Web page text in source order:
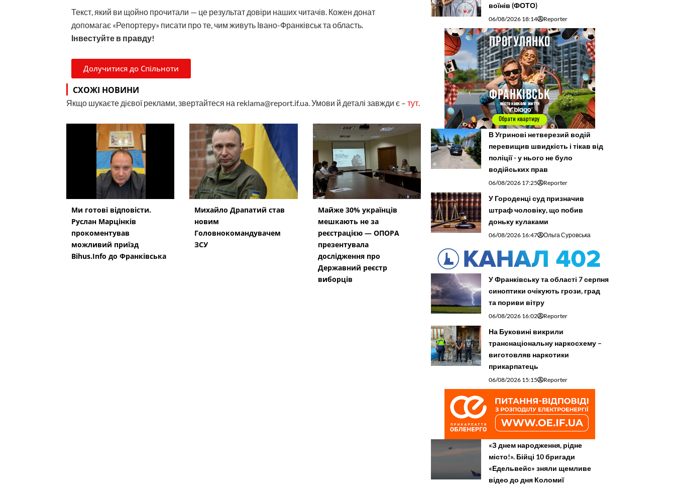
Текст, який ви щойно прочитали — це результат довіри наших читачів. Кожен донат
допомагає «Репортеру» писати про те, чим живуть Івано-Франківськ та область.
Інвестуйте в правду!
Долучитися до Спільноти
СХОЖІ НОВИНИ
Якщо шукаєте дієвої реклами, звертайтеся на reklama@report.if.ua. Умови й деталі завжди є – тут
Ми готові відповісти.
Руслан Марцінків
прокоментував
можливий приїзд
Bihus.Info до Франківська
Михайло Драпатий став
новим
Головнокомандувачем
ЗСУ
Майже 30% українців
мешкають не за
реєстрацією — ОПОРА
презентувала
дослідження про
Державний реєстр
виборців
воїнів (ФОТО)
06/08/2026 18:14 Reporter
В Угринові нетверезий водій
перевищив швидкість і тікав від
поліції - у нього не було
водійських прав
06/08/2026 17:25 Reporter
У Городенці суд призначив
штраф чоловіку, що побив
доньку кулаками
06/08/2026 16:47 Ольга Суровська
У Франківську та області 7 серпня
синоптики очікують грози, град
та пориви вітру
06/08/2026 16:02 Reporter
На Буковині викрили
транснаціональну наркосхему –
виготовляв наркотики
прикарпатець
06/08/2026 15:15 Reporter
«З днем народження, рідне
місто!». Бійці 10 бригади
«Едельвейс» зняли щемливе
відео до дня Коломиї